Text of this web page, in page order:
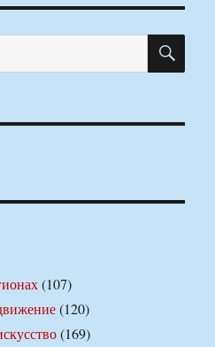
(107)
(120)
(169)